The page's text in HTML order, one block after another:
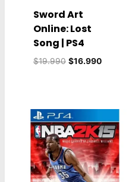
Sword Art
Online: Lost
Song | PS4
$19.990 El
$19.990.
$16.990El
$16.990.